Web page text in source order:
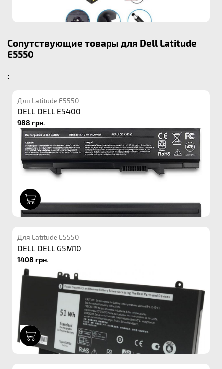
Сопутствующие товары для Dell Latitude
E5550
:
Для Latitude E5550
DELL DELL E5400
988 грн.
Для Latitude E5550
DELL DELL G5M10
1408 грн.